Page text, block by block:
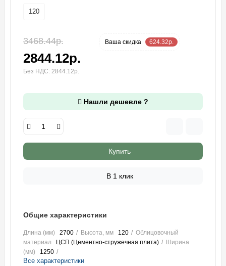
120
3468.44р. Ваша cкидка 624.32р.
2844.12р.
Без НДС: 2844.12р.
Нашли дешевле ?
Купить
В 1 клик
Общие характеристики
Длина (мм) 2700 Высота, мм 120
Облицовочный
материал
ЦСП (Цементно-стружечная плита)
Ширина
(мм)
1250
Все характеристики